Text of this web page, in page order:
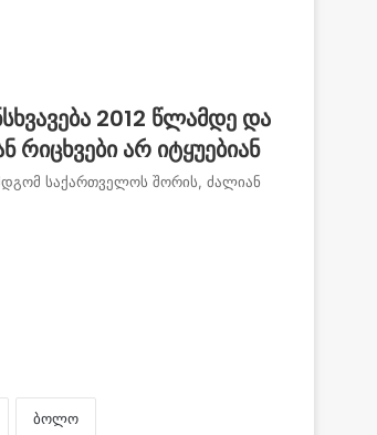
2012 წლამდე და
არ იტყუებიან
საქართველოს შორის, ძალიან
ბოლო